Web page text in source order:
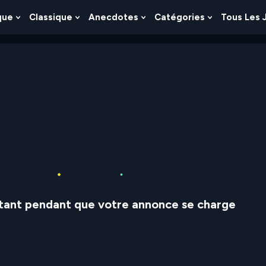
Show
Classique
Show
Anecdotes
Show
Catégories
Show
Tous Les
pendant que votre annonce se charge